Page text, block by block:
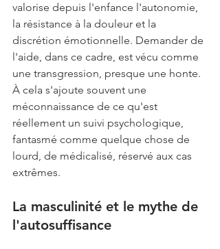
valorise depuis l'enfance l'autonomie,
la résistance à la douleur et la
discrétion émotionnelle. Demander de
l'aide, dans ce cadre, est vécu comme
une transgression, presque une honte.
À cela s'ajoute souvent une
méconnaissance de ce qu'est
réellement un suivi psychologique,
fantasmé comme quelque chose de
lourd, de médicalisé, réservé aux cas
extrêmes.
La masculinité et le mythe de
l'autosuffisance